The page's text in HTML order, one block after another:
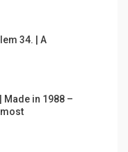
34. | A
in 1988 –